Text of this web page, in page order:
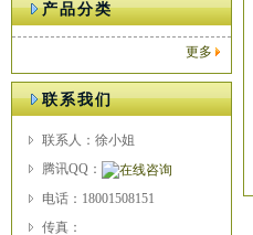
产品分类
更多
联系我们
联系人：徐小姐
腾讯QQ：
电话：18001508151
传真：